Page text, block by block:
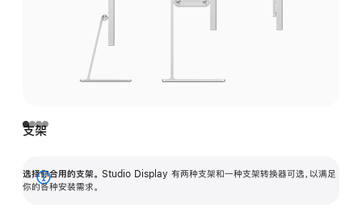
支架
选择你合用的支架。 Studio Display 有两种支架和一种支架转换器可选，以满足
你的各种安装需求。
展